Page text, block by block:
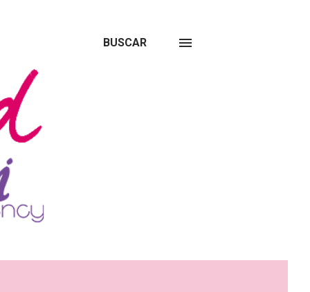
BUSCAR